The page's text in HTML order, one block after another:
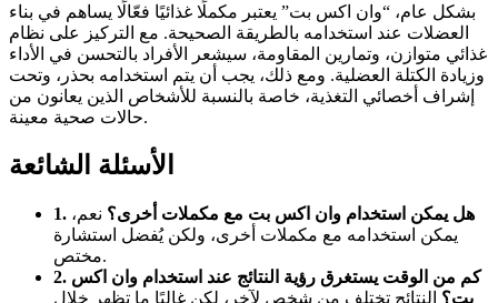
بشكل عام، “وان اكس بت” يعتبر مكملًا غذائيًا فعّالًا يساهم في بناء
العضلات عند استخدامه بالطريقة الصحيحة. مع التركيز على نظام
غذائي متوازن، وتمارين المقاومة، سيشعر الأفراد بالتحسن في الأداء
وزيادة الكتلة العضلية. ومع ذلك، يجب أن يتم استخدامه بحذر، وتحت
إشراف أخصائي التغذية، خاصة بالنسبة للأشخاص الذين يعانون من
حالات صحية معينة.
الأسئلة الشائعة
1. هل يمكن استخدام وان اكس بت مع مكملات أخرى؟ نعم،
يمكن استخدامه مع مكملات أخرى، ولكن يُفضل استشارة
مختص.
2. كم من الوقت يستغرق رؤية النتائج عند استخدام وان اكس
بت؟ النتائج تختلف من شخص لآخر، لكن غالبًا ما تظهر خلال